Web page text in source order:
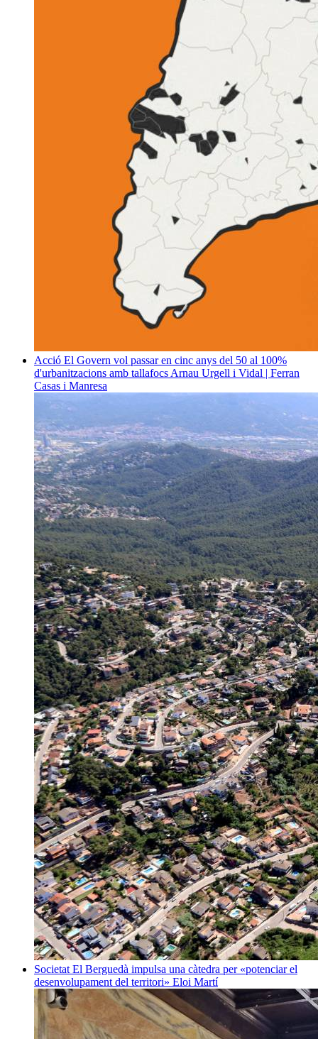
Acció El Govern vol passar en cinc anys del 50 al 100%
d'urbanitzacions amb tallafocs Arnau Urgell i Vidal | Ferran
Casas i Manresa
Societat El Berguedà impulsa una càtedra per «potenciar el
desenvolupament del territori» Eloi Martí